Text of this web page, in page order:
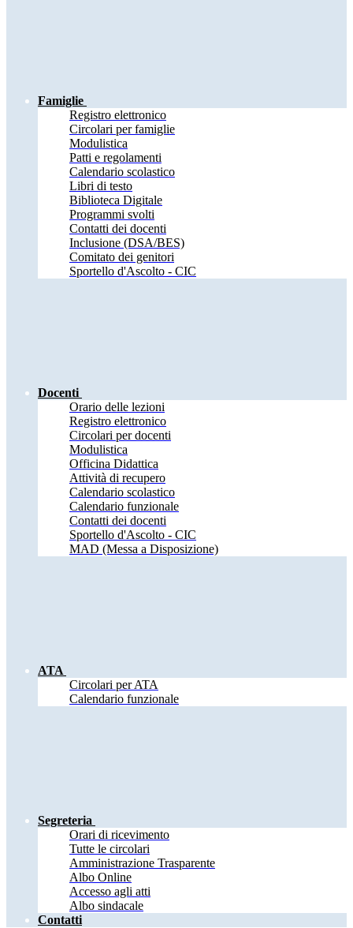
Famiglie
Registro elettronico
Circolari per famiglie
Modulistica
Patti e regolamenti
Calendario scolastico
Libri di testo
Biblioteca Digitale
Programmi svolti
Contatti dei docenti
Inclusione (DSA/BES)
Comitato dei genitori
Sportello d'Ascolto - CIC
Docenti
Orario delle lezioni
Registro elettronico
Circolari per docenti
Modulistica
Officina Didattica
Attività di recupero
Calendario scolastico
Calendario funzionale
Contatti dei docenti
Sportello d'Ascolto - CIC
MAD (Messa a Disposizione)
ATA
Circolari per ATA
Calendario funzionale
Segreteria
Orari di ricevimento
Tutte le circolari
Amministrazione Trasparente
Albo Online
Accesso agli atti
Albo sindacale
Contatti